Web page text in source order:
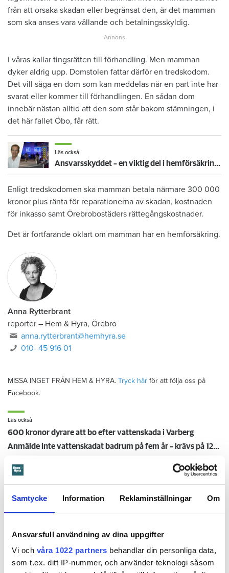
Samtycke Information Reklaminställningar Om
Ansvarsfull användning av dina uppgifter
Vi och våra 1022 partners behandlar din personliga data,
som t.ex. ditt IP-nummer, och använder teknologi såsom
från att orsaka skadan eller begränsat den, är det mamman
som ska anses vara vållande och betalningsskyldig.
I våras kallar tingsrätten till förhandling. Men mamman
dyker aldrig upp. Domstolen fattar därför en tredskodom.
Det vill säga en dom som kan meddelas när en part inte har
svarat eller kommer till förhandlingen. En sådan dom
innebär nästan alltid att den som står bakom stämningen, i
det här fallet Öbo, får rätt.
Läs också
Ansvarsskyddet – en viktig del i hemförsäkringen
Enligt tredskodomen ska mamman betala närmare 300 000
kronor plus ränta för reparationerna av skadan, kostnaden
för inkasso samt Örebrobostäders rättegångskostnader.
Det är fortfarande oklart om mamman har en hemförsäkring.
Anna Rytterbrant
reporter – Hem & Hyra, Örebro
anna.rytterbrant@hemhyra.se
010- 45 916 01
MISSA INGET FRÅN HEM & HYRA. Tryck här för att följa oss på
Facebook.
Läs också
600 kronor dyrare att bo efter vattenskada i Varberg
Anmälde inte vattenskadat badrum på fem år – krävs på 125 000 kronor
Kompisdealen blev verklighet – 40 år senare: "Flera fina fördelar med att dela bostad"
Larmade inte om spricka i
duschen – vräks efter 30 år
4 AUGUSTI KL 08:30